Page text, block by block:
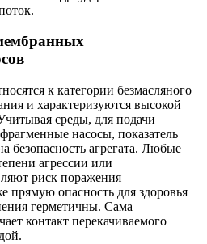
к категории безмасляного
и характеризуются высокой
среды, для подачи
насосы, показатель
безопасность агрегата. Любые
агрессии или
риск поражения
прямую опасность для здоровья
герметичны. Сама
контакт перекачиваемого